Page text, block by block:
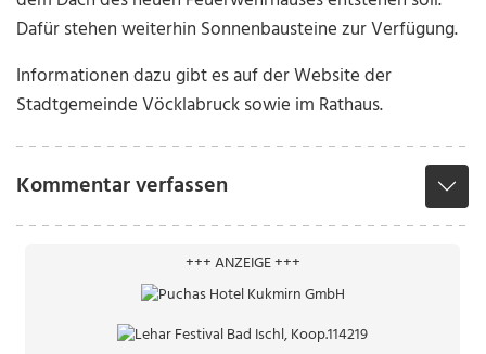
Dafür stehen weiterhin Sonnenbausteine zur Verfügung.
Informationen dazu gibt es auf der Website der
Stadtgemeinde Vöcklabruck sowie im Rathaus.
Kommentar verfassen
+++ ANZEIGE +++